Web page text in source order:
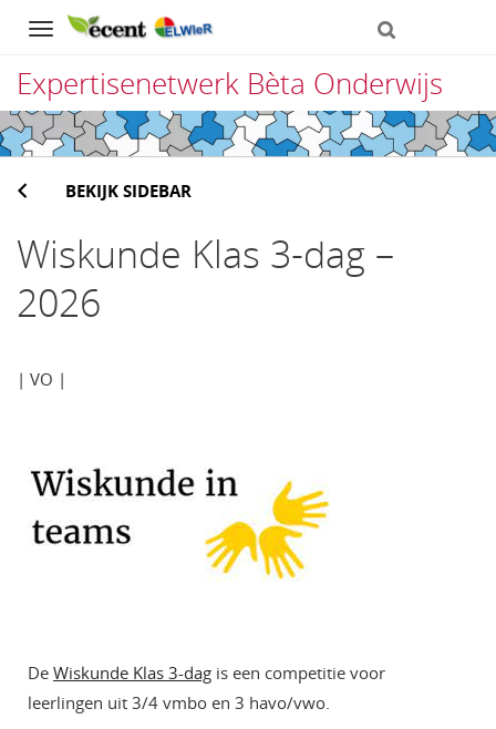
Navigation
Expertisenetwerk Bèta Onderwijs
Direct
naar
het
inhoud
BEKIJK SIDEBAR
Wiskunde Klas 3-dag –
2026
| VO |
De Wiskunde Klas 3-dag is een competitie voor
leerlingen uit 3/4 vmbo en 3 havo/vwo.